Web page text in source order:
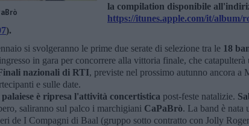
la compilation disponibile
https://itunes.apple.com/it/album/
).
si svolgeranno le prime due serate di selezione tra le 18
in gara per concorrere alla vittoria finale, che catapulterà
nazionali di RTI, previste nel prossimo autunno ancora a
e sulle date.
è ripresa l'attività concertistica post-feste natalizie.
saliranno sul palco i marchigiani CaPaBrò. La band è nata
de I Compagni di Baal (gruppo sotto contratto con Jolly